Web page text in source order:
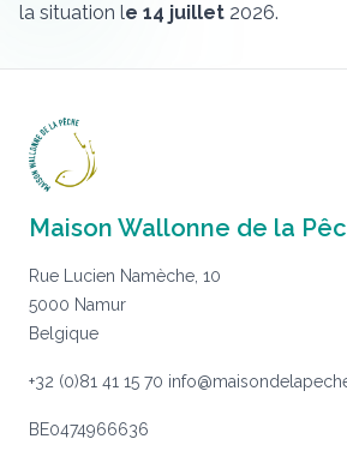
la situation le 14 juillet 2026.
Maison Wallonne de la
Rue Lucien Namèche, 10
5000 Namur
Belgique
+32 (0)81 41 15 70
BE0474966636